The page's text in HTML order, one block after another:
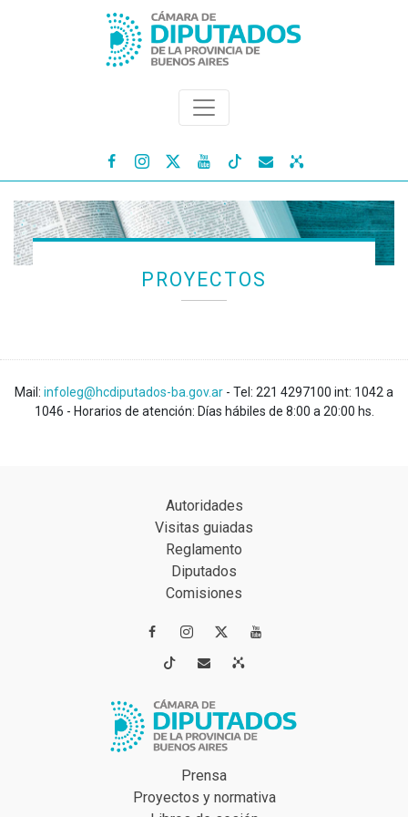
   
PROYECTOS
Mail: infoleg@hcdiputados-ba.gov.ar - Tel: 221 4297100 int: 1042 a
1046 - Horarios de atención: Días hábiles de 8:00 a 20:00 hs.
Autoridades
Visitas guiadas
Reglamento
Diputados
Comisiones
 
 
Prensa
Proyectos y normativa